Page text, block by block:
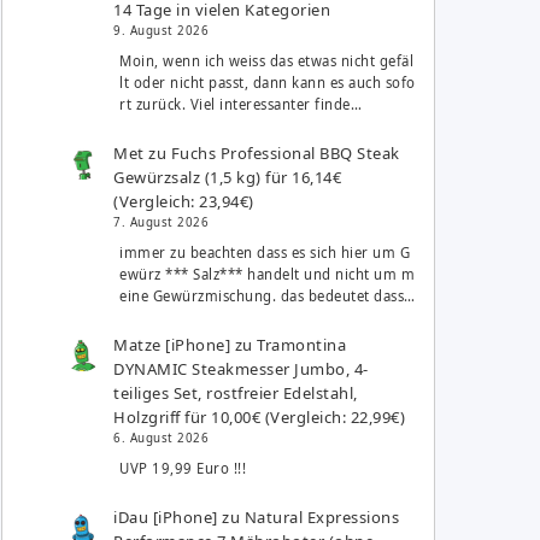
14 Tage in vielen Kategorien
9. August 2026
Moin, wenn ich weiss das etwas nicht gefäl
lt oder nicht passt, dann kann es auch sofo
rt zurück. Viel interessanter finde…
Met zu Fuchs Professional BBQ Steak
Gewürzsalz (1,5 kg) für 16,14€
(Vergleich: 23,94€)
7. August 2026
immer zu beachten dass es sich hier um G
ewürz *** Salz*** handelt und nicht um m
eine Gewürzmischung. das bedeutet dass…
Matze [iPhone] zuTramontina
DYNAMIC Steakmesser Jumbo, 4-
teiliges Set, rostfreier Edelstahl,
Holzgriff für 10,00€ (Vergleich: 22,99€)
6. August 2026
UVP 19,99 Euro !!!
iDau [iPhone] zu Natural Expressions